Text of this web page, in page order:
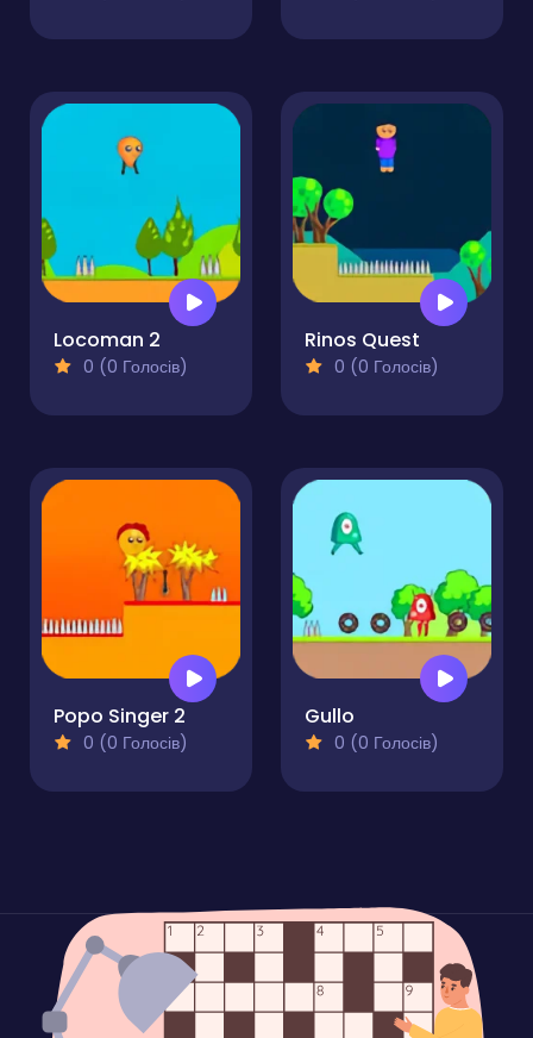
Locoman 2
0 (0 Голосів)
Rinos Quest
0 (0 Голосів)
Popo Singer 2
0 (0 Голосів)
Gullo
0 (0 Голосів)